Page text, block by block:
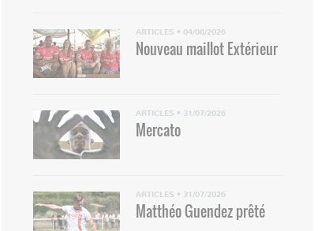
ARTICLES • 04/08/2026
Nouveau maillot Extérieur
ARTICLES • 31/07/2026
Mercato
ARTICLES • 31/07/2026
Matthéo Guendez prêté